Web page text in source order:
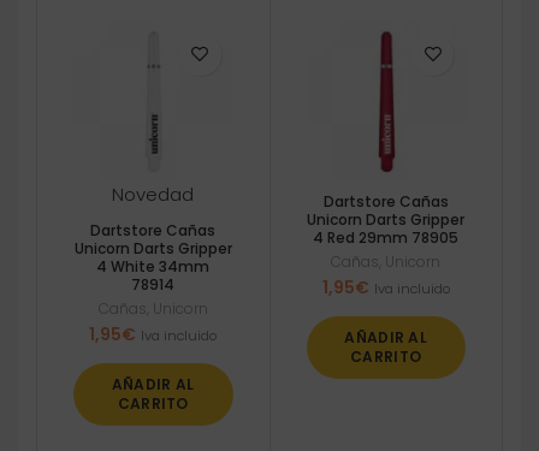
Novedad
Dartstore Cañas
Unicorn Darts Gripper
4 White 34mm
78914
Cañas Unicorn
1,95€ Iva incluido
AÑADIR AL
CARRITO
Dartstore Cañas
Unicorn Darts Gripper
4 Red 29mm 78905
Cañas Unicorn
1,95€ Iva incluido
AÑADIR AL
CARRITO